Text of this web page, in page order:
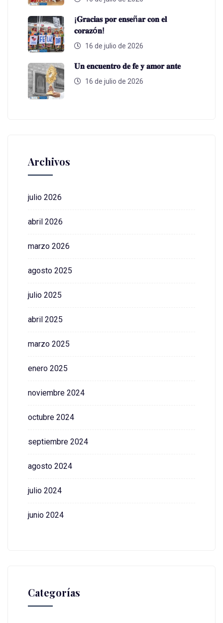
¡𝐆𝐫𝐚𝐜𝐢𝐚𝐬 𝐩𝐨𝐫 𝐞𝐧𝐬𝐞ñ𝐚𝐫 𝐜𝐨𝐧 𝐞𝐥
𝐜𝐨𝐫𝐚𝐳ó𝐧!
16 de julio de 2026
𝐔𝐧 𝐞𝐧𝐜𝐮𝐞𝐧𝐭𝐫𝐨 𝐝𝐞 𝐟𝐞 𝐲 𝐚𝐦𝐨𝐫 𝐚𝐧𝐭𝐞
16 de julio de 2026
Archivos
julio 2026
abril 2026
marzo 2026
agosto 2025
julio 2025
abril 2025
marzo 2025
enero 2025
noviembre 2024
octubre 2024
septiembre 2024
agosto 2024
julio 2024
junio 2024
Categorías